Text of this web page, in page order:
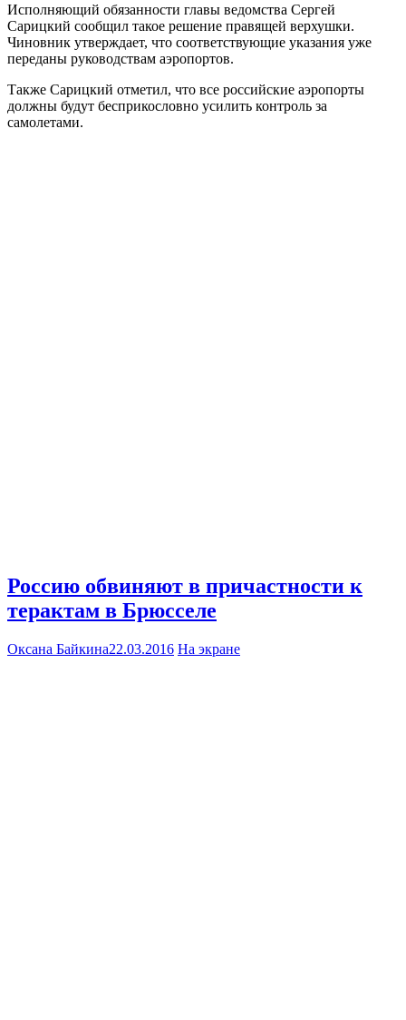
Исполняющий обязанности главы ведомства Сергей
Сарицкий сообщил такое решение правящей верхушки.
Чиновник утверждает, что соответствующие указания уже
переданы руководствам аэропортов.
Также Сарицкий отметил, что все российские аэропорты
должны будут бесприкословно усилить контроль за
самолетами.
Россию обвиняют в причастности к
терактам в Брюсселе
Оксана Байкина22.03.2016 На экране